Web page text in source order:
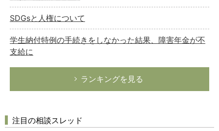
SDGsと人権について
学生納付特例の手続きをしなかった結果、障害年金が不
支給に
ランキングを見る
注目の相談スレッド